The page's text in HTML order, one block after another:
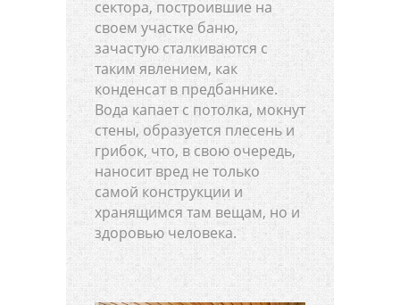
сектора, построившие на
своем участке баню,
зачастую сталкиваются с
таким явлением, как
конденсат в предбаннике.
Вода капает с потолка, мокнут
стены, образуется плесень и
грибок, что, в свою очередь,
наносит вред не только
самой конструкции и
хранящимся там вещам, но и
здоровью человека.